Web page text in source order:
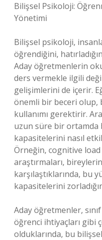
Bilişsel Psikoloji:
Yönetimi
Bilişsel psikoloji,
öğrendiğini,
Aday öğretmenlerin
ders vermekle ilgili
gelişimlerini de içerir.
önemli bir beceri olup,
kullanımı gerektirir.
uzun süre bir ortamda
kapasitelerini nasıl
Örneğin, cognitive
araştırmaları,
karşılaştıklarında, bu
kapasitelerini
Aday öğretmenler,
öğrenci ihtiyaçları gibi
olduklarında, bu